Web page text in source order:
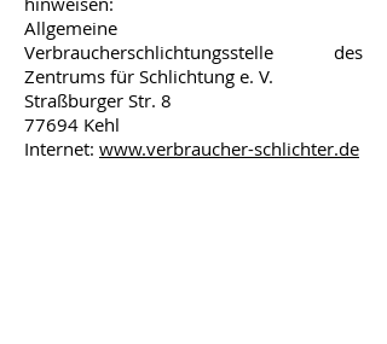
Allgemeine
Verbraucherschlichtungsstelle des
Zentrums für Schlichtung e. V.
Straßburger Str. 8
77694 Kehl
Internet: www.verbraucher-schlichter.de